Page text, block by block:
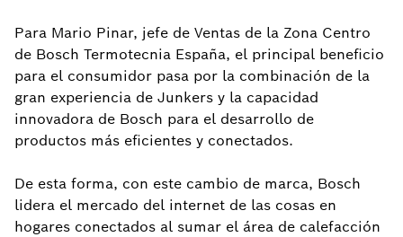
Para Mario Pinar, jefe de Ventas de la Zona Centro
de Bosch Termotecnia España, el principal beneficio
para el consumidor pasa por la combinación de la
gran experiencia de Junkers y la capacidad
innovadora de Bosch para el desarrollo de
productos más eficientes y conectados.
De esta forma, con este cambio de marca, Bosch
lidera el mercado del internet de las cosas en
hogares conectados al sumar el área de calefacción